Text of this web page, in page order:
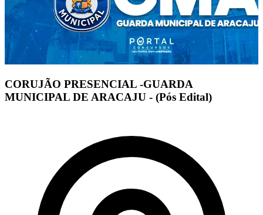
CORUJÃO PRESENCIAL -GUARDA
MUNICIPAL DE ARACAJU - (Pós Edital)